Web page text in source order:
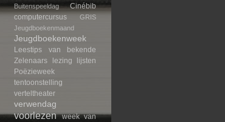
Buitenspeeldag
Cinébib
computercursus
GRIS
Jeugdboekenmaand
Jeugdboekenweek
Leestips van bekende
Zelenaars
lezing
lijsten
Poëzieweek
tentoonstelling
verteltheater
verwendag
voorlezen
week van